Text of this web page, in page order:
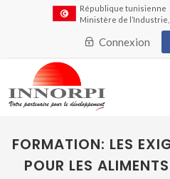
République tunisienne
Ministère de
Connexion
FORMATION: LES
POUR LES